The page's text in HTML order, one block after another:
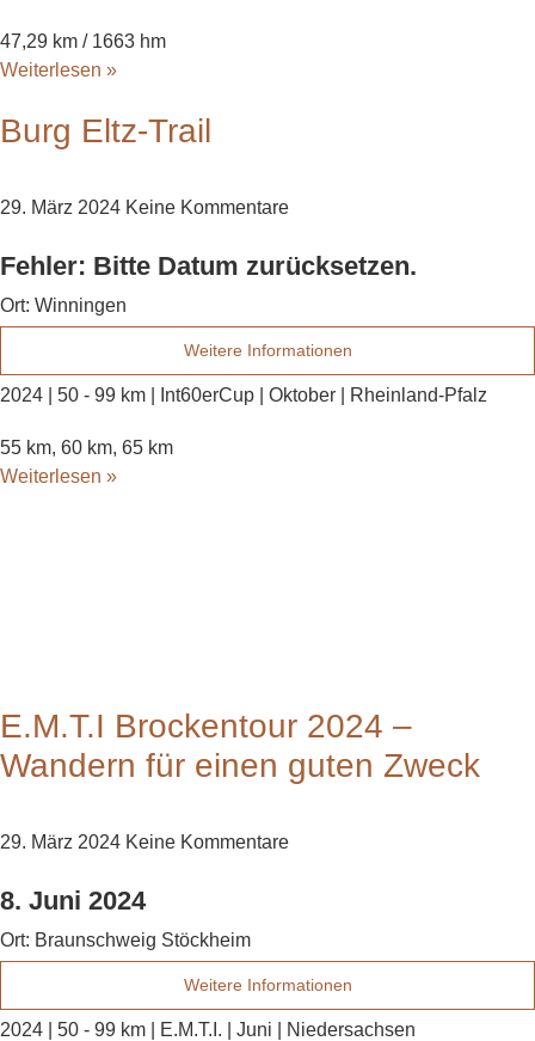
47,29 km / 1663 hm
Weiterlesen »
Burg Eltz-Trail
29. März 2024 Keine Kommentare
Fehler: Bitte Datum zurücksetzen.
Ort: Winningen
Weitere Informationen
2024 | 50 - 99 km | Int60erCup | Oktober | Rheinland-Pfalz
55 km, 60 km, 65 km
Weiterlesen »
E.M.T.I Brockentour 2024 –
Wandern für einen guten Zweck
29. März 2024 Keine Kommentare
8. Juni 2024
Ort: Braunschweig Stöckheim
Weitere Informationen
2024 | 50 - 99 km | E.M.T.I. | Juni | Niedersachsen